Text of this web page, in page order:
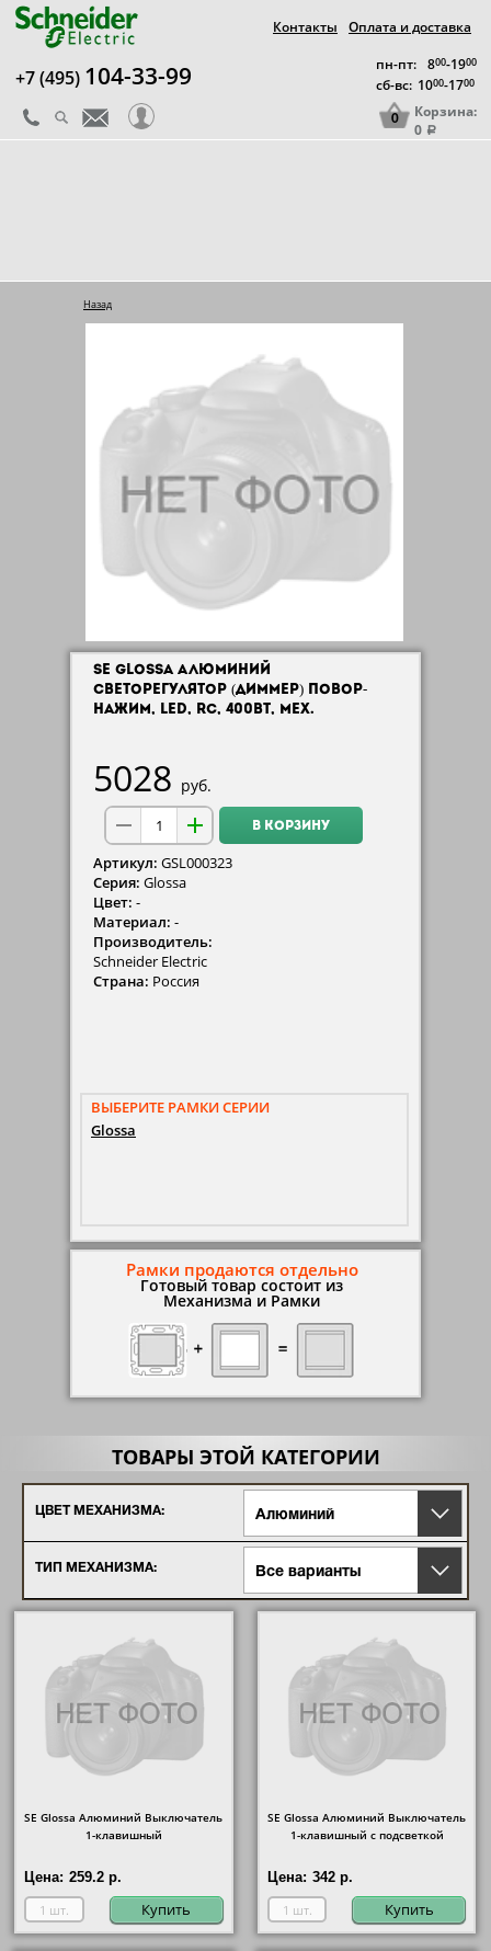
+7 (495) 104-33-99 пн-пт: 800-1900
сб-вс: 1000-1700
Контакты Оплата и доставка
0
Корзина:
0 a
Назад
SE GLOSSA АЛЮМИНИЙ
СВЕТОРЕГУЛЯТОР (ДИММЕР) ПОВОР-
НАЖИМ, LED, RC, 400ВТ, МЕХ.
5028 руб.
В КОРЗИНУ
ВЫБЕРИТЕ РАМКИ СЕРИИ
Glossa
Артикул: GSL000323
Серия: Glossa
Цвет: -
Материал: -
Производитель:
Schneider Electric
Страна: Россия
Рамки продаются отдельно
Готовый товар состоит из
Механизма и Рамки
ТОВАРЫ ЭТОЙ КАТЕГОРИИ
ЦВЕТ МЕХАНИЗМА: Алюминий
ТИП МЕХАНИЗМА: Все варианты
SE Glossa Алюминий Выключатель
1-клавишный
Цена: 259.2 р.
Купить
SE Glossa Алюминий Выключатель
1-клавишный с подсветкой
Цена: 342 р.
Купить